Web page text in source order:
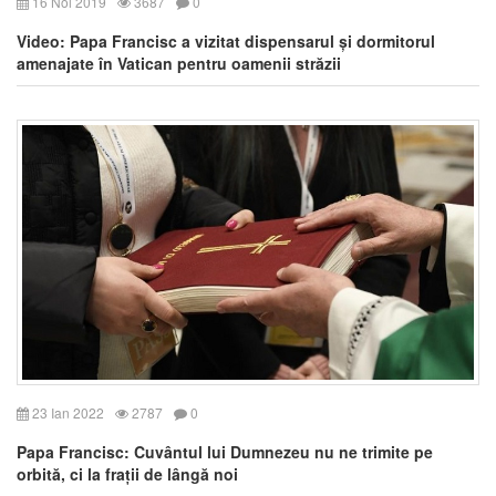
Video: Papa Francisc a vizitat dispensarul și dormitorul
amenajate în Vatican pentru oamenii străzii
23 Ian 2022 2787 0
Papa Francisc: Cuvântul lui Dumnezeu nu ne trimite pe
orbită, ci la frații de lângă noi